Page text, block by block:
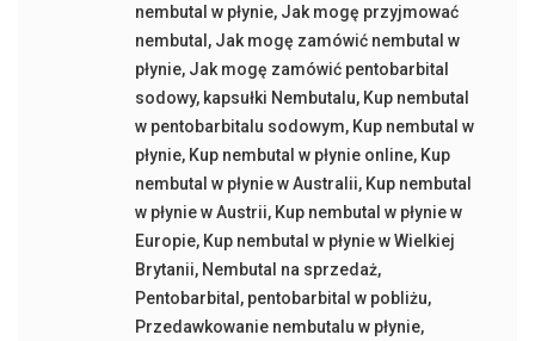
nembutal w płynie, Jak mogę przyjmować
nembutal , Jak mogę zamówić nembutal w
płynie, Jak mogę zamówić pentobarbital
sodowy, kapsułki Nembutalu, Kup nembutal
w pentobarbitalu sodowym, Kup nembutal w
płynie, Kup nembutal w płynie online, Kup
nembutal w płynie w Australii, Kup nembutal
w płynie w Austrii, Kup nembutal w płynie w
Europie, Kup nembutal w płynie w Wielkiej
Brytanii, Nembutal na sprzedaż,
Pentobarbital , pentobarbital w pobliżu,
Przedawkowanie nembutalu w płynie,